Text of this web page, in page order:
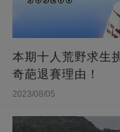
本期十人荒野求生
奇葩退賽理由！
2023/08/05